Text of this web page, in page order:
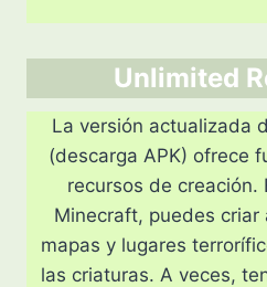
Unlimited
La versión actualizada
(descarga APK) ofrece
recursos de creación.
Minecraft, puedes criar
mapas y lugares
las criaturas. A veces,